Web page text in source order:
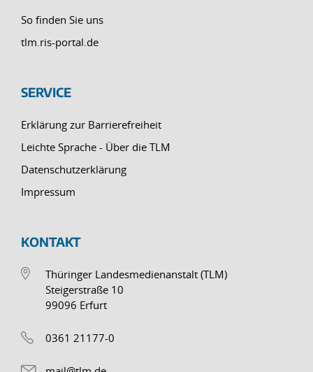
So finden Sie uns
tlm.ris-portal.de
SERVICE
Erklärung zur Barrierefreiheit
Leichte Sprache - Über die TLM
Datenschutzerklärung
Impressum
KONTAKT
Thüringer Landesmedienanstalt (TLM)
Steigerstraße 10
99096 Erfurt
0361 21177-0